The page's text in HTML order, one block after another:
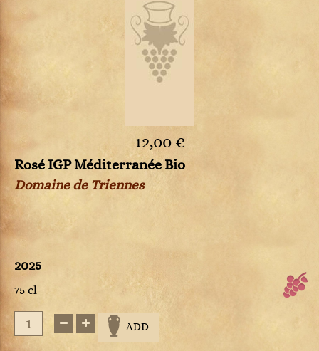
12,00 €
Rosé IGP Méditerranée Bio
Domaine de Triennes
2025
75 cl
ADD